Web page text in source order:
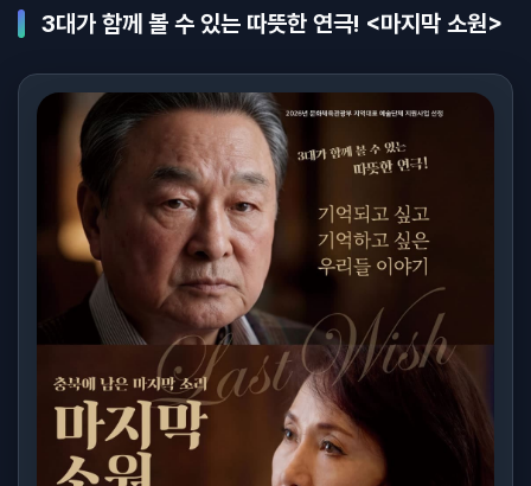
3대가 함께 볼 수 있는 따뜻한 연극! <마지막 소원>